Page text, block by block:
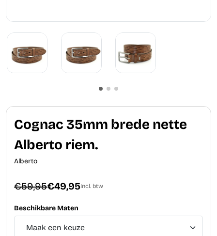
Cognac 35mm brede nette
Alberto riem.
Alberto
€59,95€49,95Incl. btw
Beschikbare Maten